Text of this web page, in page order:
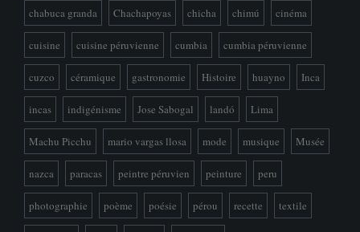
chabuca granda Chachapoyas chicha chimú cinéma
cuisine cuisine péruvienne cumbia cumbia péruvienne
cuzco céramique gastronomie Histoire huayno Inca
incas indigénisme Jose Sabogal landó Lima
Machu Picchu mario vargas llosa mode musique Musée
nazca paracas peintre péruvien peinture peru
photographie poème poésie pérou recette textile